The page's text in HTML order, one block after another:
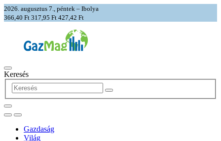
2026. augusztus 7., péntek – Ibolya
366,40 Ft 317,95 Ft 427,42 Ft
Keresés
Gazdaság
Világ